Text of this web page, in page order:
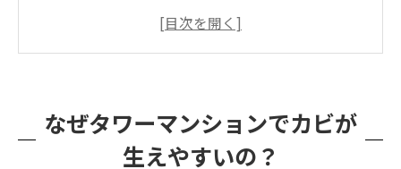
季節ごと・場所ごとのカビ要注意ポイント
カビバスターズ福岡の強み：タワマンのカビも
お任せください！
なぜタワーマンションでカビが
生えやすいの？